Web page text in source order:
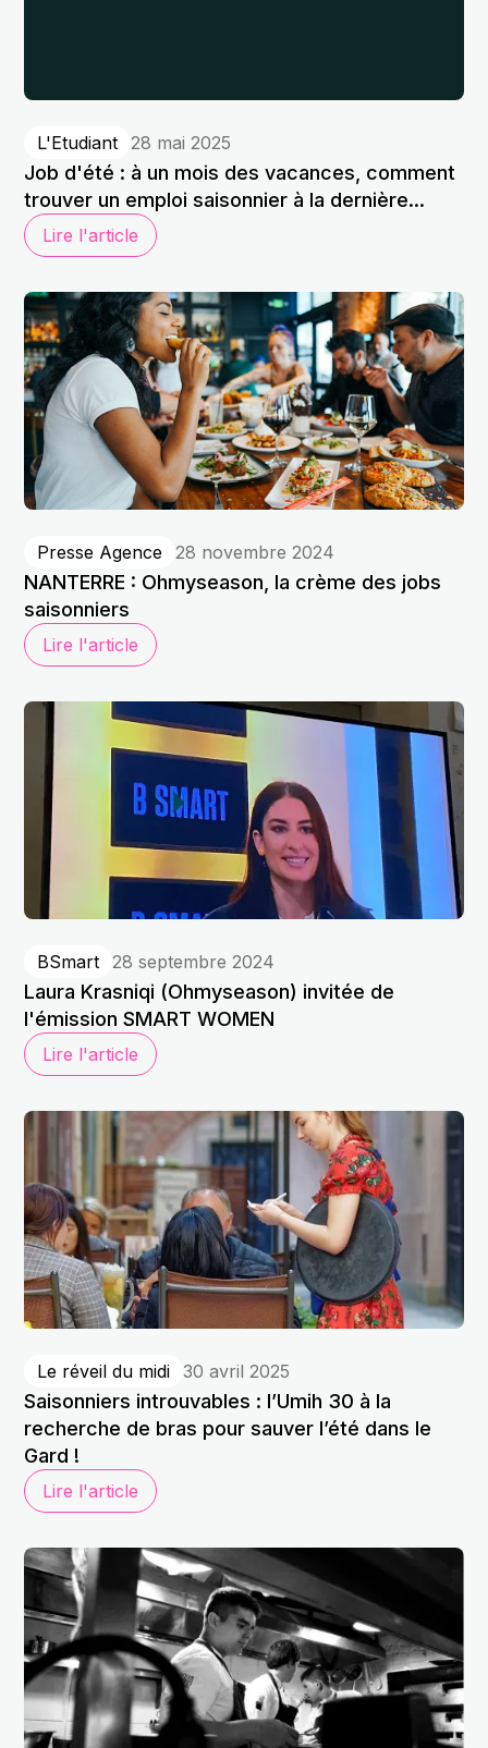
L'Etudiant 28 mai 2025
Job d'été : à un mois des vacances, comment
trouver un emploi saisonnier à la dernière...
Lire l'article
Presse Agence 28 novembre 2024
NANTERRE : Ohmyseason, la crème des jobs
saisonniers
Lire l'article
BSmart 28 septembre 2024
Laura Krasniqi (Ohmyseason) invitée de
l'émission SMART WOMEN
Lire l'article
Le réveil du midi 30 avril 2025
Saisonniers introuvables : l’Umih 30 à la
recherche de bras pour sauver l’été dans le
Gard !
Lire l'article